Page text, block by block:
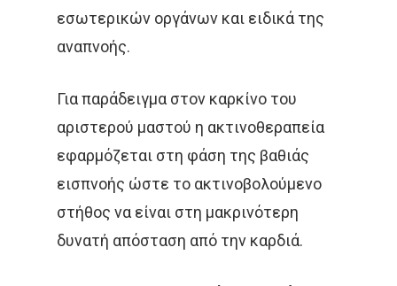
εσωτερικών οργάνων και ειδικά της
αναπνοής.
Για παράδειγμα στον καρκίνο του
αριστερού μαστού η ακτινοθεραπεία
εφαρμόζεται στη φάση της βαθιάς
εισπνοής ώστε το ακτινοβολούμενο
στήθος να είναι στη μακρινότερη
δυνατή απόσταση από την καρδιά.
ΈΡΕΥΝΑ ΑΚΤΙΝΟΒΟΛΊΑ
ΑΝΟΣΟΘΕΡΑΠΕΊΑ
ΑΞΟΝΙΚΉ ΤΟΜΟΓΡΑΦΊΑ
ΑΠΟΘΕΡΑΠΕΥΜΈΝΟΙ